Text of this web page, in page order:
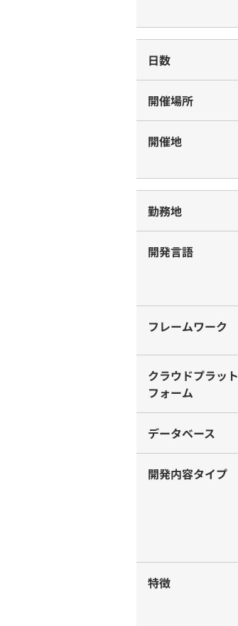
日数
開催場所
開催地
勤務地
開発言語
フレームワーク
クラウドプラット
フォーム
データベース
開発内容タイプ
特徴